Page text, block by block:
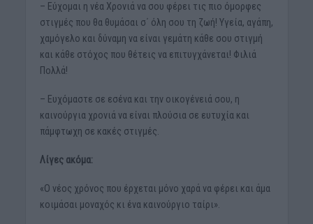
– Εύχομαι η νέα Χρονιά να σου φέρει τις πιο όμορφες
στιγμές που θα θυμάσαι σ΄ όλη σου τη ζωή! Υγεία, αγάπη,
χαμόγελο και δύναμη να είναι γεμάτη κάθε σου στιγμή
και κάθε στόχος που θέτεις να επιτυγχάνεται! Φιλιά
Πολλά!
– Ευχόμαστε σε εσένα και την οικογένειά σου, η
καινούργια χρονιά να είναι πλούσια σε ευτυχία και
πάμφτωχη σε κακές στιγμές.
Λίγες ακόμα:
«Ο νέος χρόνος που έρχεται μόνο χαρά να φέρει και άμα
κοιμάσαι μοναχός κι ένα καινούργιο ταίρι».